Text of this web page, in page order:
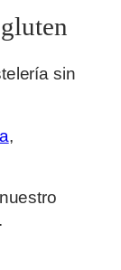
sin
,